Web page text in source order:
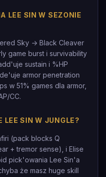
LEE SIN W SEZONIE
Sky -> Black Cleaver
game burst i survivability
sustain i %HP
armor penetration
w 51% games dla armor,
CC.
LEE SIN W JUNGLE?
(pack blocks Q
+ tremor sense), i Elise
pick'owania Lee Sin'a
że masz huge skill